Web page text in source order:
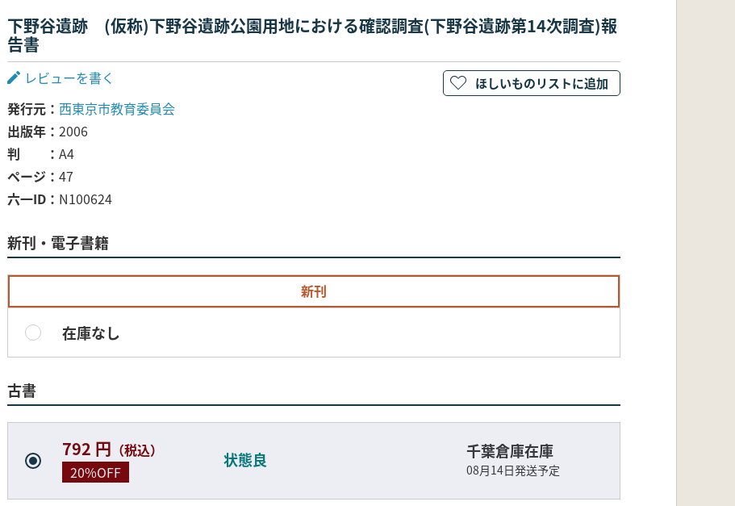
下野谷遺跡 (仮称)下野谷遺跡公園用地における確認調査(下野谷遺跡第14次調査)報
告書
レビューを書く
発行元
西東京市教育委員会
出版年
2006
判
A4
ページ
47
六一ID
N100624
新刊・電子書籍
新刊
在庫なし
古書
792 円 （税込）
20%OFF
状態良 千葉倉庫在庫
08月14日発送予定
ほしいものリストに追加